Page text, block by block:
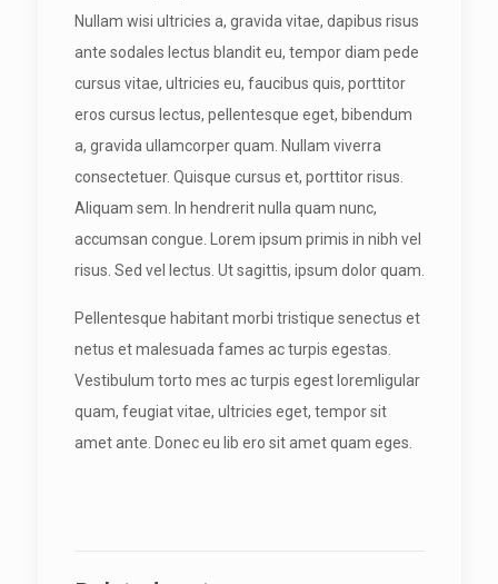
Nullam wisi ultricies a, gravida vitae, dapibus risus
ante sodales lectus blandit eu, tempor diam pede
cursus vitae, ultricies eu, faucibus quis, porttitor
eros cursus lectus, pellentesque eget, bibendum
a, gravida ullamcorper quam. Nullam viverra
consectetuer. Quisque cursus et, porttitor risus.
Aliquam sem. In hendrerit nulla quam nunc,
accumsan congue. Lorem ipsum primis in nibh vel
risus. Sed vel lectus. Ut sagittis, ipsum dolor quam.
Pellentesque habitant morbi tristique senectus et
netus et malesuada fames ac turpis egestas.
Vestibulum torto mes ac turpis egest loremligular
quam, feugiat vitae, ultricies eget, tempor sit
amet ante. Donec eu lib ero sit amet quam eges.